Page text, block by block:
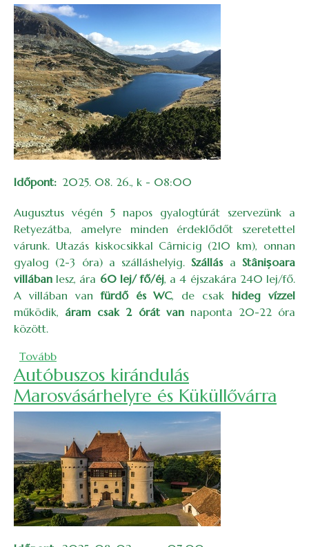
Időpont 2025. 08. 26., k - 08:00
Augusztus végén 5 napos gyalogtúrát szervezünk a
Retyezátba, amelyre minden érdeklődőt szeretettel
várunk. Utazás kiskocsikkal Cârnicig (210 km), onnan
gyalog (2-3 óra) a szálláshelyig.SzállásaStânișoara
villában lesz, ára 60 lej/ fő/éj, a 4 éjszakára 240 lej/fő.
A villában vanfürdő és WC, de csakhideg vízzel
működik, áram csak 2 órát vannaponta 20-22 óra
között.
Tovább(Augusztus végi csillagtúrák a Retyezátban)
Autóbuszos kirándulás
Marosvásárhelyre és Küküllővárra